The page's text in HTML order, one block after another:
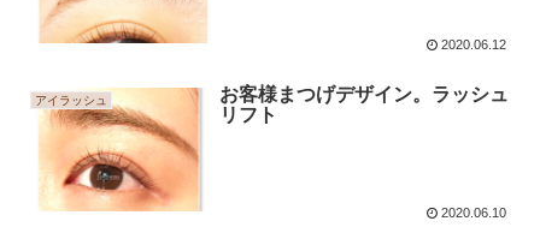
2020.06.12
アイラッシュ
お客様まつげデザイン。ラッシュ
リフト
2020.06.10